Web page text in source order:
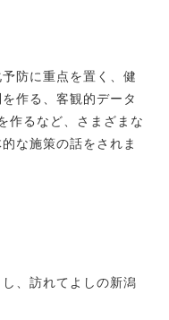
防に重点を置く、健
作る、客観的データ
作るなど、さまざまな
な施策の話をされま
、訪れてよしの新潟